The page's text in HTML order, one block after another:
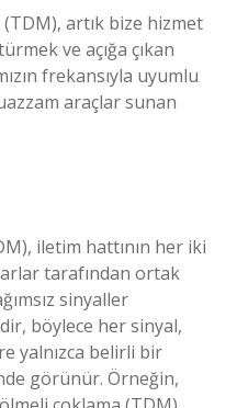
artık bize hizmet
ve açığa çıkan
frekansıyla uyumlu
araçlar sunan
iletim hattının her iki
tarafından ortak
sinyaller
böylece her sinyal,
yalnızca belirli bir
görünür. Örneğin,